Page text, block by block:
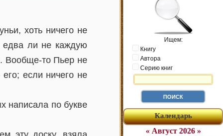
хоть ничего не
едва ли не каждую
Вообще-то Пьер не
если ничего не
написала по букве
Ищем:
Книгу
Автора
Серию книг
Календарь
« Август 2026 »